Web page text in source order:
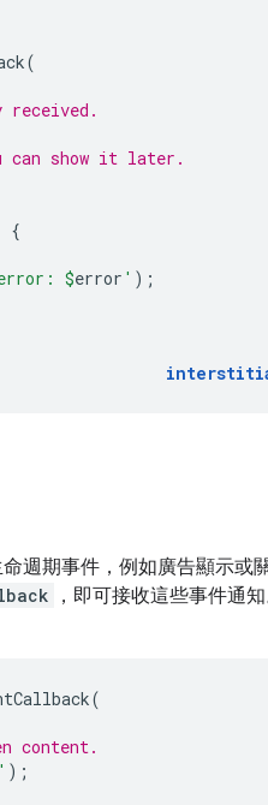
(
received.
can show it later.
{
$error ' );
週期事件，例如廣告顯示或
，即可接收這些事件通
(
content.
);